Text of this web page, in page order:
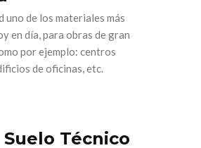
uno de los materiales más
en día, para obras de gran
por ejemplo: centros
de oficinas, etc.
Técnico